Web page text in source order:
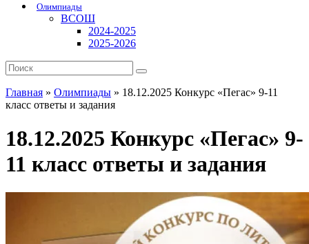
Олимпиады
ВСОШ
2024-2025
2025-2026
Главная » Олимпиады » 18.12.2025 Конкурс «Пегас» 9-11
класс ответы и задания
18.12.2025 Конкурс «Пегас» 9-
11 класс ответы и задания